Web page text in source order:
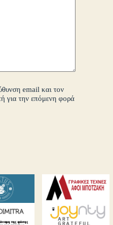
email και τον
για την επόμενη φορά